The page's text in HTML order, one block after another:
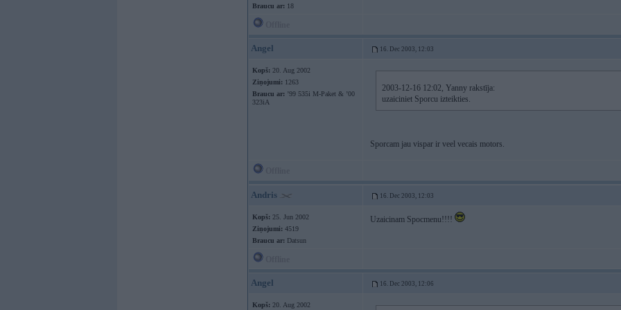
Braucu ar: 18
Angel 16. Dec 2003, 12:03
Kopš: 20. Aug 2002
Ziņojumi: 1263
Braucu ar: ’99 535i M-Paket & ’00
323iA
2003-12-16 12:02, Yanny rakstīja:
uzaiciniet Sporcu izteikties.
Sporcam jau vispar ir veel vecais motors.
Andris 16. Dec 2003, 12:03
Kopš: 25. Jun 2002
Ziņojumi: 4519
Braucu ar: Datsun
Uzaicinam Spocmenu!!!!
Angel 16. Dec 2003, 12:06
Kopš: 20. Aug 2002